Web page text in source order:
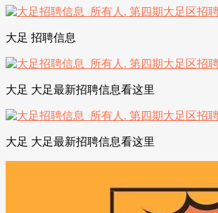
大足 招聘信息
大足 大足最新招聘信息看这里
大足 大足最新招聘信息看这里